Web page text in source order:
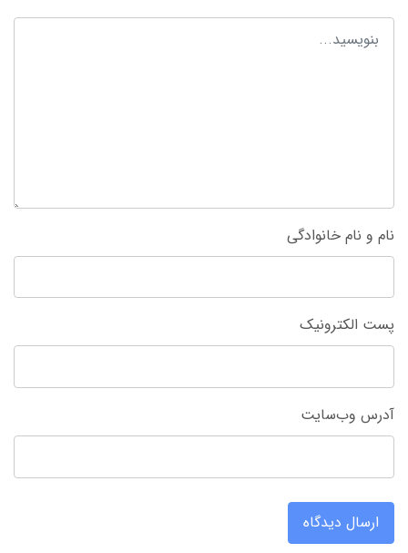
نام و نام خانوادگی
پست الکترونیک
آدرس وب‌سایت
ارسال دیدگاه